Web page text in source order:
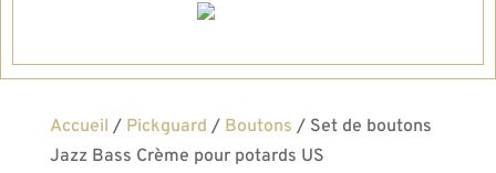
Accueil / Pickguard / Boutons / Set de boutons
Jazz Bass Crème pour potards US